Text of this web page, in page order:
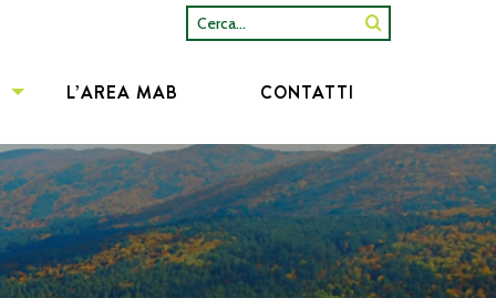
Cerca...
L’AREA MAB CONTATTI